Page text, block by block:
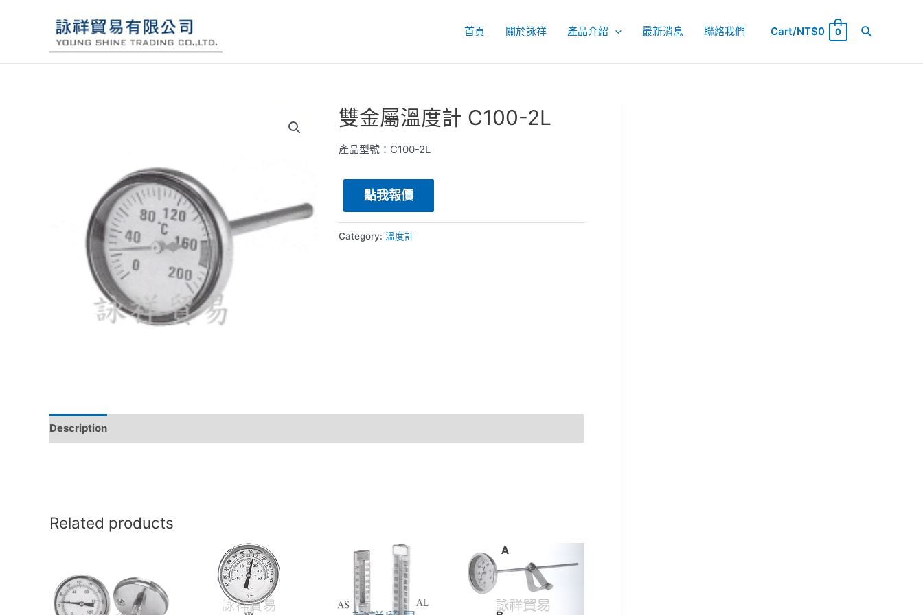
首頁 關於詠祥 產品介紹 最新消息 聯絡我們 Cart/NT$0 0
雙金屬溫度計 C100-2L
產品型號：C100-2L
點我報價
Category: 溫度計
Description
Related products